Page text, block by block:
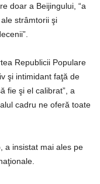
doar a Beijingului, “a
strâmtorii şi
Republicii Populare
şi intimidant faţă de
fie şi el calibrat”, a
cadru ne oferă toate
a insistat mai ales pe